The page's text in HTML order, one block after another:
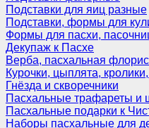
Подставки для яиц разные
Подставки, формы для
Формы для пасхи,
Декупаж к Пасхе
Верба, пасхальная
Курочки, цыплята,
Гнёзда и скворечники
Пасхальные трафареты и
Пасхальные подарки к
Наборы пасхальные для